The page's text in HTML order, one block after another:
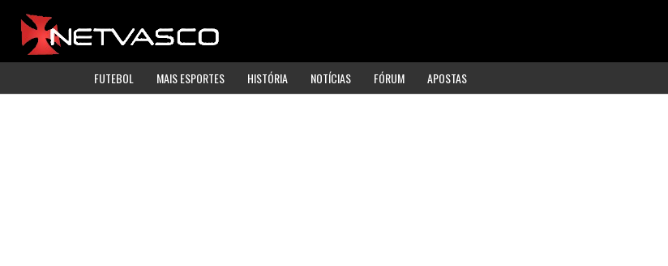
FUTEBOL MAIS ESPORTES HISTÓRIA NOTÍCIAS FÓRUM APOSTAS